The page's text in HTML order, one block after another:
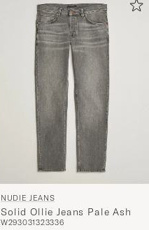
NUDIE JEANS
Solid Ollie Jeans Pale Ash
W293031323336